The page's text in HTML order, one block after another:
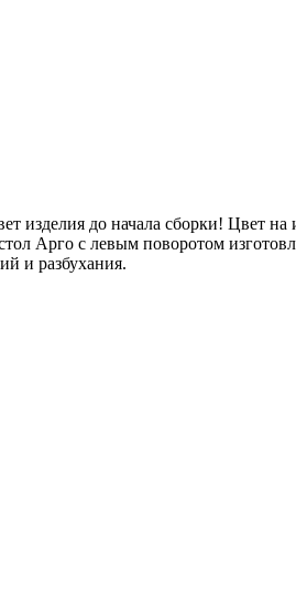
изделия до начала сборки! Цвет на
Арго с левым поворотом
и разбухания.